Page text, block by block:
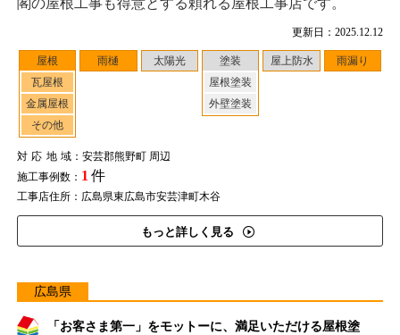
更新日：2025.12.12
屋根
瓦屋根
金属屋根
その他
雨樋 太陽光
塗装
屋根塗装
外壁塗装
屋上防水 雨漏り
対応地域：安芸郡熊野町 周辺
施工事例数： 1 件
工事店住所：広島県東広島市安芸津町木谷
もっと詳しく見る
閣の屋根工事も得意とする頼れる屋根工事店です。
広島県
「お客さま第一」をモットーに、満足いただける屋根塗